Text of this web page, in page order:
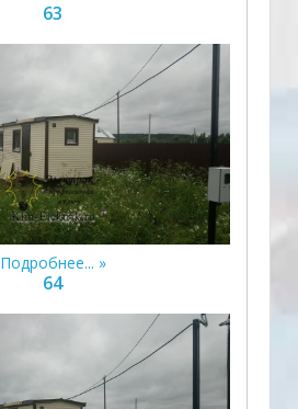
63
Подробнее...
64